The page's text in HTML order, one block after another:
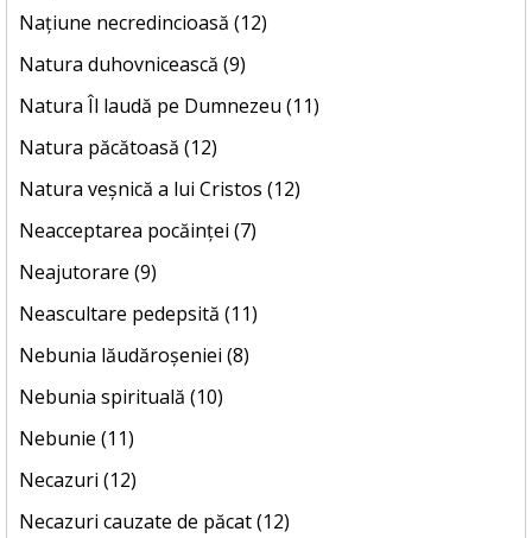
Națiune necredincioasă (12)
Natura duhovnicească (9)
Natura Îl laudă pe Dumnezeu (11)
Natura păcătoasă (12)
Natura veșnică a lui Cristos (12)
Neacceptarea pocăinței (7)
Neajutorare (9)
Neascultare pedepsită (11)
Nebunia lăudăroșeniei (8)
Nebunia spirituală (10)
Nebunie (11)
Necazuri (12)
Necazuri cauzate de păcat (12)